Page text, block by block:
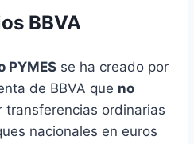
BBVA
PYMES se ha creado por
de BBVA que no
transferencias ordinarias
nacionales en euros